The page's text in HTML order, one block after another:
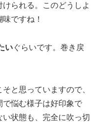
られる。このどうしよ
ですね！
いぐらいです。巻き戻
と思っていますので、
悩む様子は好印象で
状態も、完全に吹っ切